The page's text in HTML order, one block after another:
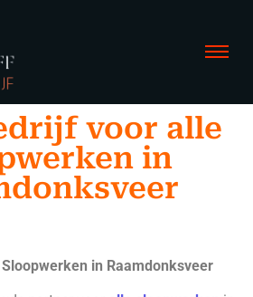
voor alle
in
in Raamdonksveer